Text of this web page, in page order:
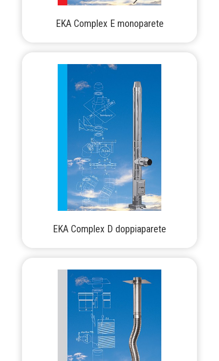
EKA Complex E monoparete
EKA Complex D doppiaparete